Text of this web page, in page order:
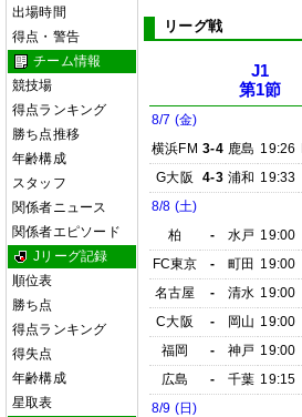
出場時間
得点・警告
チーム情報
競技場
得点ランキング
勝ち点推移
年齢構成
スタッフ
関係者ニュース
関係者エピソード
Jリーグ記録
順位表
勝ち点
得点ランキング
得失点
年齢構成
星取表
リーグ戦
J1
第1節
8/7 (金)
横浜FM 3-4 鹿島 19:26
G大阪
4-3 浦和 19:33
8/8 (土)
柏
- 水戸 19:00
FC東京
- 町田 19:00
名古屋
- 清水 19:00
C大阪
- 岡山 19:00
福岡
- 神戸 19:00
広島
- 千葉 19:15
8/9 (日)